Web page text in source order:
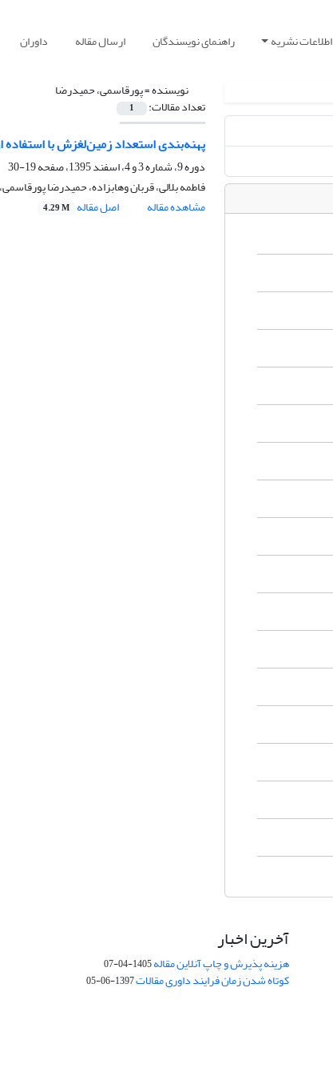
اطلاعات نشریه راهنمای نویسندگان ارسال مقاله داوران
نویسنده =پورقاسمی، حمیدرضا
تعداد مقالات: 1
پهنه‌بندی استعداد زمین‌لغزش با
دوره 9، شماره 3 و 4، اسفند 1395، صفحه
19-30
فاطمه بلالی، قربان وهابزاده، حمیدرضا
مشاهده مقاله
اصل مقاله 4.29 M
آخرین اخبار
هزینه پذیرش و چاپ آنلاین مقاله1405-04-07
کوتاه شدن زمان فرایند داوری مقالات1397-06-05